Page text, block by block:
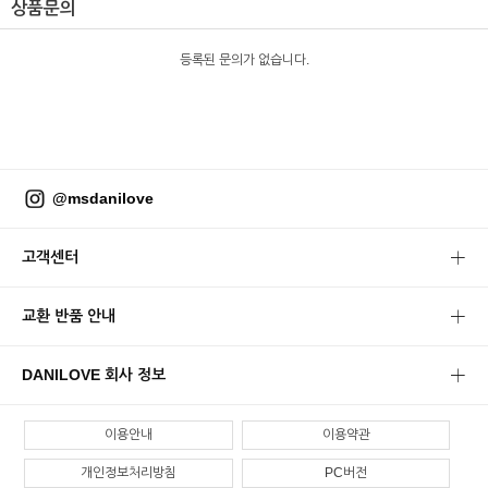
상품문의
등록된 문의가 없습니다.
@msdanilove
고객센터
교환 반품 안내
DANILOVE 회사 정보
이용안내 이용약관
개인정보처리방침 PC버전